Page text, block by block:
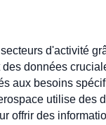
d'activité
données
aux besoins
utilise des
offrir des